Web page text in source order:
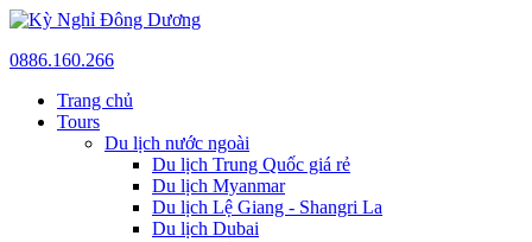
0886.160.266
Trang chủ
Tours
Du lịch nước ngoài
Du lịch Trung Quốc giá rẻ
Du lịch Myanmar
Du lịch Lệ Giang - Shangri La
Du lịch Dubai